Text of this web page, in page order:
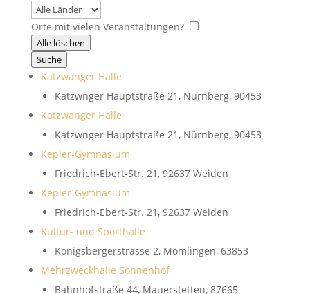
Land
Orte mit vielen Veranstaltungen?
Alle löschen
Suche
Katzwanger Halle
Katzwnger Hauptstraße 21, Nürnberg, 90453
Katzwanger Halle
Katzwnger Hauptstraße 21, Nürnberg, 90453
Kepler-Gymnasium
Friedrich-Ebert-Str. 21, 92637 Weiden
Kepler-Gymnasium
Friedrich-Ebert-Str. 21, 92637 Weiden
Kultur- und Sporthalle
Königsbergerstrasse 2, Mömlingen, 63853
Mehrzweckhalle Sonnenhof
Bahnhofstraße 44, Mauerstetten, 87665